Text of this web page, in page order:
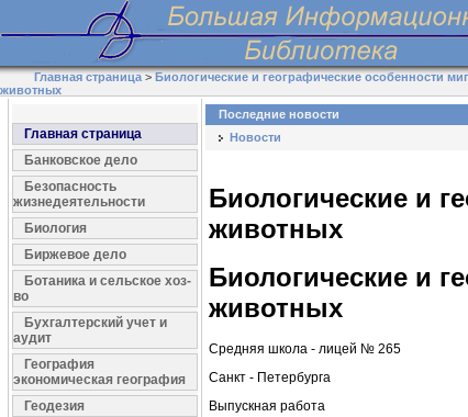
Главная страница>Биологические и географические особенности
животных
Главная страница
Банковское дело
Безопасность
жизнедеятельности
Биология
Биржевое дело
Ботаника и сельское хоз-
во
Бухгалтерский учет и
аудит
География
экономическая география
Геодезия
Последние новости
Новости
Биологические и
животных
Биологические и
животных
Средняя школа - лицей № 265
Санкт - Петербурга
Выпускная работа